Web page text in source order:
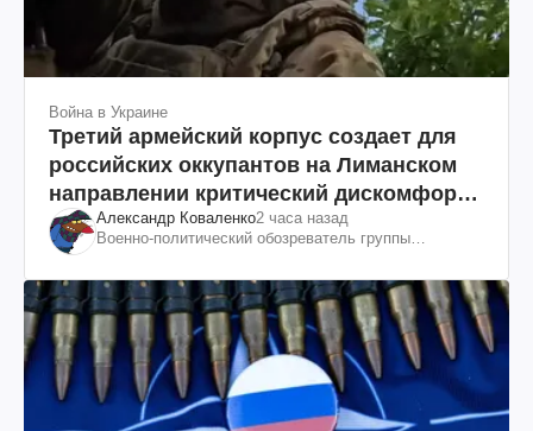
Война в Украине
Третий армейский корпус создает для
российских оккупантов на Лиманском
направлении критический дискомфорт:
как это удалось
Александр Коваленко2 часа назад
Военно-политический обозреватель группы